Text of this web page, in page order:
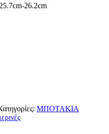
26.2cm
ΜΠΟΤΑΚΙΑ